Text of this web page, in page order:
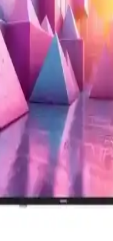
Oyuncu
ve Trendler
oyuncuların kazançları,
değişiklik gösterir. Güncel
bilgi içerir.
ve 65U8000F
ve Özellikler Analizi
modeli olan
ses, bağlantı ve akıllı
en uygun seçimi yapın.
Stick ile Yüksek
Taşıyın
yüksek çözünürlüklü
kullanımlı medya